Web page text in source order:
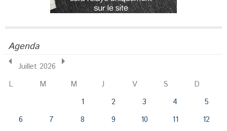
Agenda
Juillet 2026
L
M M J V S
D
1
2 3 4
5
6
7 8 9 10 11
12